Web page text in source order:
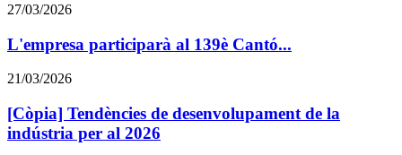
27/03/2026
L'empresa participarà al 139è Cantó...
21/03/2026
[Còpia] Tendències de desenvolupament de la
indústria per al 2026